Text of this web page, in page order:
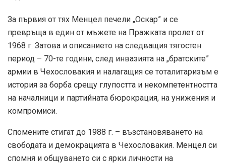
За първия от тях Менцел печели „Оскар” и се
превръща в един от мъжете на Пражката пролет от
1968 г. Затова и описанието на следващия тягостен
период – 70-те години, след инвазията на „братските”
армии в Чехословакия и налагащия се тоталитаризъм е
история за борба срещу глупостта и некомпетентността
на началници и партийната бюрокрация, на унижения и
компромиси.
Спомените стигат до 1988 г. – възстановяването на
свободата и демокрацията в Чехословакия. Менцел си
спомня и общуването си с ярки личности на